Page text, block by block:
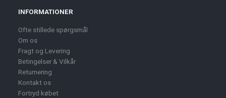
INFORMATIONER
Ofte stillede spørgsmål
Om os
Fragt og Levering
Betingelser & Vilkår
Returnering
Kontakt os
Fortryd købet